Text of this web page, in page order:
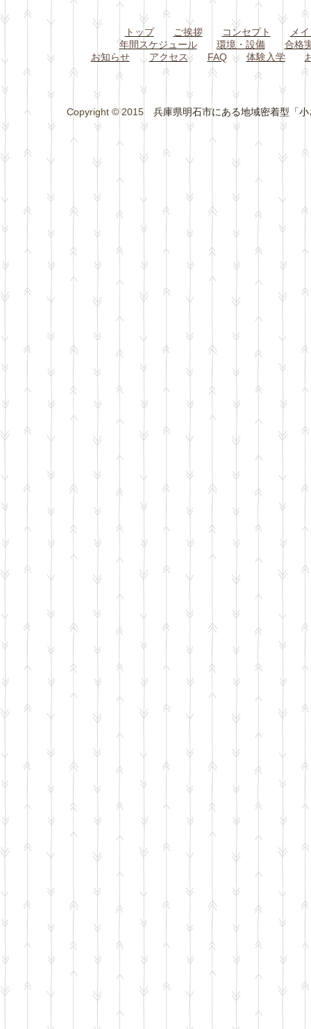
トップ ご挨拶 コンセプト
メ
年間スケジュール
環境・設備
合格
お知らせ
アクセス FAQ 体験入学
Copyright © 2015 兵庫県明石市にある地域密着型「